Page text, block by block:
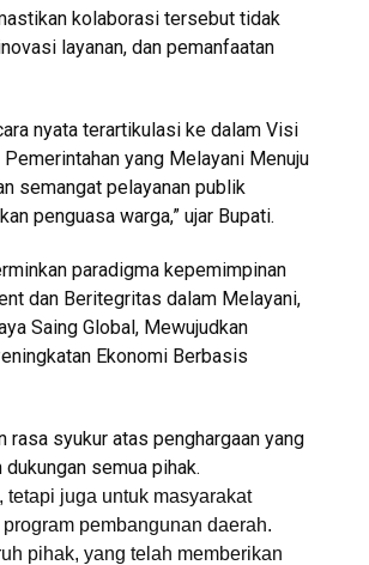
kolaborasi tersebut tidak
layanan, dan pemanfaatan
nyata terartikulasi ke dalam Visi
yang Melayani Menuju
semangat pelayanan publik
penguasa warga,” ujar Bupati.
paradigma kepemimpinan
dan Beritegritas dalam Melayani,
Saing Global, Mewujudkan
Ekonomi Berbasis
rasa syukur atas penghargaan yang
semua pihak.
tetapi juga untuk masyarakat
pembangunan daerah.
pihak, yang telah memberikan